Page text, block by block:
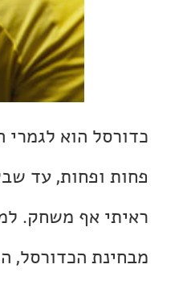
כדורסל הוא
ראיתי אף משחק.
מבחינת הכדורסל,